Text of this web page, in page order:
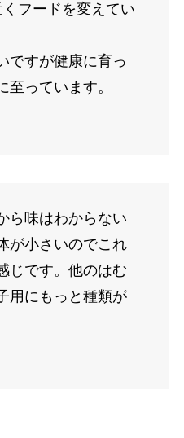
フードを変えてい
ですが健康に育っ
至っています。
ら味はわからない
が小さいのでこれ
じです。他のはむ
用にもっと種類が